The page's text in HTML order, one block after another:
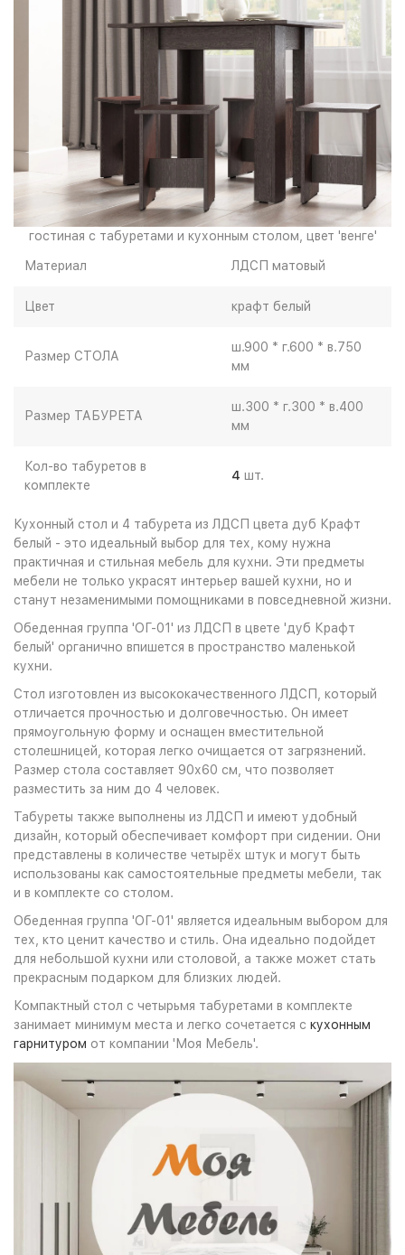
гостиная с табуретами и кухонным столом, цвет 'венге'
Материал ЛДСП матовый
Цвет крафт белый
Размер СТОЛА
ш.900 * г.600 * в.750
мм
Размер ТАБУРЕТА
ш.300 * г.300 * в.400
мм
Кол-во табуретов в
комплекте
4 шт.
Кухонный стол и 4 табурета из ЛДСП цвета дуб Крафт
белый - это идеальный выбор для тех, кому нужна
практичная и стильная мебель для кухни. Эти предметы
мебели не только украсят интерьер вашей кухни, но и
станут незаменимыми помощниками в повседневной жизни.
Обеденная группа 'ОГ-01' из ЛДСП в цвете 'дуб Крафт
белый' органично впишется в пространство маленькой
кухни.
Стол изготовлен из высококачественного ЛДСП, который
отличается прочностью и долговечностью. Он имеет
прямоугольную форму и оснащен вместительной
столешницей, которая легко очищается от загрязнений.
Размер стола составляет 90х60 см, что позволяет
разместить за ним до 4 человек.
Табуреты также выполнены из ЛДСП и имеют удобный
дизайн, который обеспечивает комфорт при сидении. Они
представлены в количестве четырёх штук и могут быть
использованы как самостоятельные предметы мебели, так
и в комплекте со столом.
Обеденная группа 'ОГ-01' является идеальным выбором для
тех, кто ценит качество и стиль. Она идеально подойдет
для небольшой кухни или столовой, а также может стать
прекрасным подарком для близких людей.
Компактный стол с четырьмя табуретами в комплекте
занимает минимум места и легко сочетается с кухонным
гарнитуром от компании 'Моя Мебель'.